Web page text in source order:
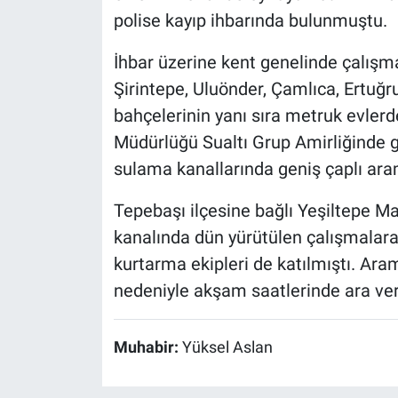
polise kayıp ihbarında bulunmuştu.
İhbar üzerine kent genelinde
Şirintepe, Uluönder, Çamlıca,
bahçelerinin yanı sıra metruk
Müdürlüğü Sualtı Grup Amirliğinde
sulama kanallarında geniş çaplı
Tepebaşı ilçesine bağlı Yeşiltepe
kanalında dün yürütülen
kurtarma ekipleri de katılmıştı.
nedeniyle akşam saatlerinde ara
Muhabir: Yüksel Aslan